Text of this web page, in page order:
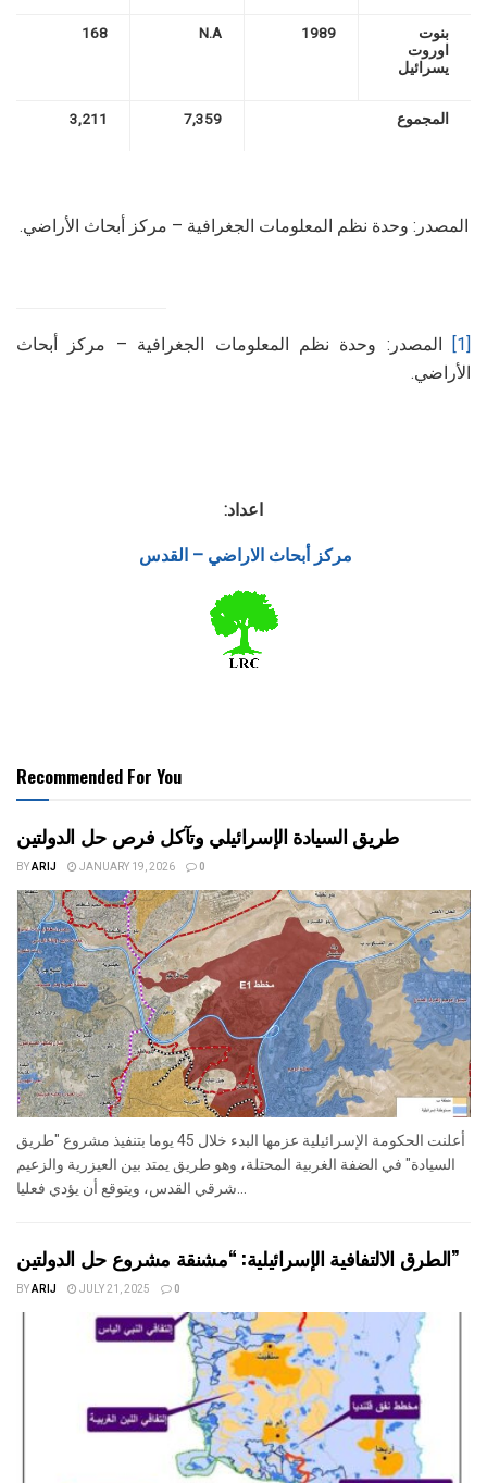
بنوت
اوروت
يسرائيل
1989
N.A
168
المجموع 7,359
3,211
المصدر: وحدة نظم المعلومات الجغرافية – مركز أبحاث الأراضي.
[1]
المصدر: وحدة نظم المعلومات الجغرافية – مركز أبحاث
الأراضي.
اعداد:
مركز أبحاث الاراضي – القدس
Recommended For You
طريق السيادة الإسرائيلي وتآكل فرص حل الدولتين
BYARIJ JANUARY 19, 2026 0
أعلنت الحكومة الإسرائيلية عزمها البدء خلال 45 يوما بتنفيذ مشروع "طريق
السيادة" في الضفة الغربية المحتلة، وهو طريق يمتد بين العيزرية والزعيم
شرقي القدس، ويتوقع أن يؤدي فعليا...
​الطرق الالتفافية الإسرائيلية: “مشنقة مشروع حل الدولتين”
BYARIJ JULY 21, 2025 0